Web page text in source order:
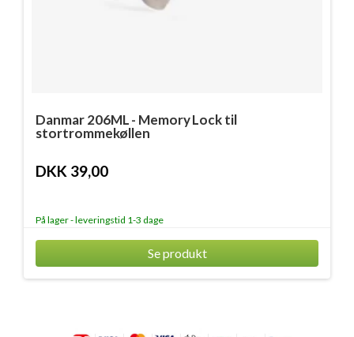
Danmar 206ML - Memory Lock til
stortrommekøllen
DKK 39,00
På lager - leveringstid 1-3 dage
Se produkt